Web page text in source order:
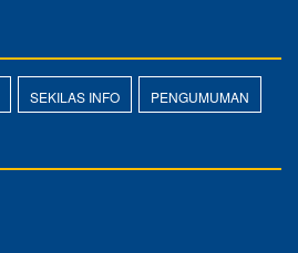
SEKILAS INFO PENGUMUMAN